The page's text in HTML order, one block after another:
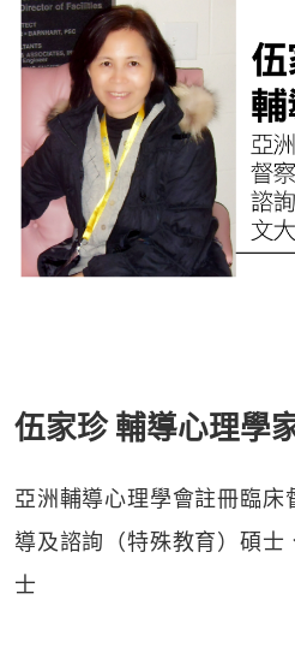
伍家珍 輔導心理學
亞洲輔導心理學會註冊臨
導及諮詢（特殊教育）碩士
士